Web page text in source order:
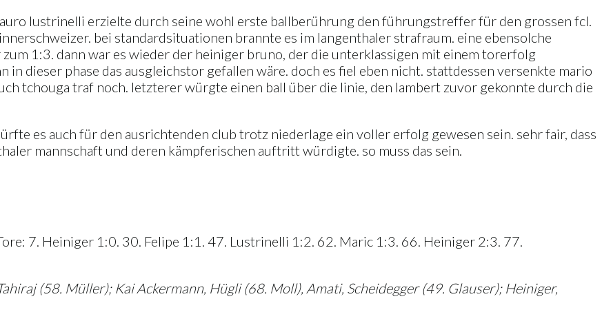
lustrinelli erzielte durch seine wohl erste ballberührung den führungstreffer für den grossen fcl.
bei standardsituationen brannte es im langenthaler strafraum. eine ebensolche
1:3. dann war es wieder der heiniger bruno, der die unterklassigen mit einem torerfolg
in dieser phase das ausgleichstor gefallen wäre. doch es fiel eben nicht. stattdessen versenkte mario
tchouga traf noch. letzterer würgte einen ball über die linie, den lambert zuvor gekonnte durch die
es auch für den ausrichtenden club trotz niederlage ein voller erfolg gewesen sein. sehr fair, dass
mannschaft und deren kämpferischen auftritt würdigte. so muss das sein.
7. Heiniger 1:0. 30. Felipe 1:1. 47. Lustrinelli 1:2. 62. Maric 1:3. 66. Heiniger 2:3. 77.
(58. Müller); Kai Ackermann, Hügli (68. Moll), Amati, Scheidegger (49. Glauser); Heiniger,